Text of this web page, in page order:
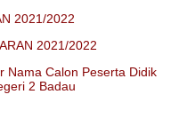
2021/2022
2021/2022
Nama Calon Peserta Didik
2 Badau